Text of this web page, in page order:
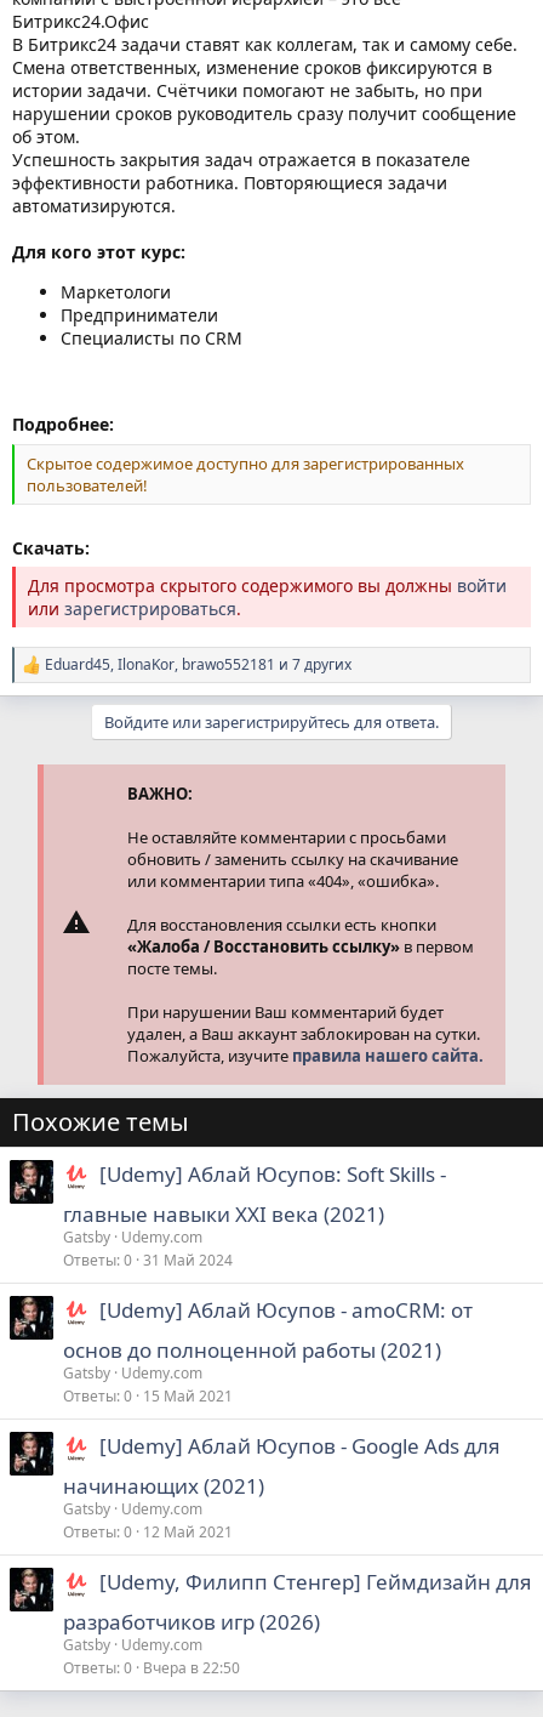
Битрикс24.Офис
В Битрикс24 задачи ставят как коллегам, так и самому себе.
Смена ответственных, изменение сроков фиксируются в
истории задачи. Счётчики помогают не забыть, но при
нарушении сроков руководитель сразу получит сообщение
об этом.
Успешность закрытия задач отражается в показателе
эффективности работника. Повторяющиеся задачи
автоматизируются.
Для кого этот курс:
Маркетологи
Предприниматели
Специалисты по CRM
Подробнее:
Скрытое содержимое доступно для зарегистрированных
пользователей!
Скачать:
Для просмотра скрытого содержимого вы должны войти
или зарегистрироваться.
Р
е
Eduard45,IlonaKor, brawo552181 и 7 других
Войдите или зарегистрируйтесь для ответа.
ВАЖНО:
Не оставляйте комментарии с просьбами
обновить / заменить ссылку на скачивание
или комментарии типа «404», «ошибка».
Для восстановления ссылки есть кнопки
«Жалоба / Восстановить ссылку» в первом
посте темы.
При нарушении Ваш комментарий будет
удален, а Ваш аккаунт заблокирован на сутки.
Пожалуйста, изучите правила нашего сайта.
Похожие темы
[Udemy] Аблай Юсупов: Soft Skills -
главные навыки ХХI века (2021)
Gatsby Udemy.com
Ответы 0 31 Май 2024
[Udemy] Аблай Юсупов - amoCRM: от
основ до полноценной работы (2021)
Gatsby Udemy.com
Ответы 0 15 Май 2021
[Udemy] Аблай Юсупов - Google Ads для
начинающих (2021)
Gatsby Udemy.com
Ответы 0 12 Май 2021
[Udemy, Филипп Стенгер] Геймдизайн для
разработчиков игр (2026)
Gatsby Udemy.com
Ответы 0 Вчера в 22:50